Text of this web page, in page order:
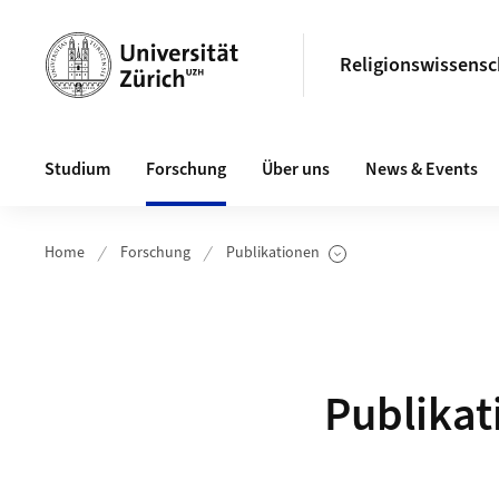
Studium Forschung Über uns News & Events
Home Forschung Publikationen
Unterseiten anzeigen